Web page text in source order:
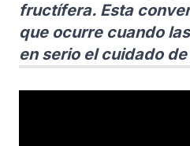
fructífera. Esta
que ocurre cuando
en serio el cuidado